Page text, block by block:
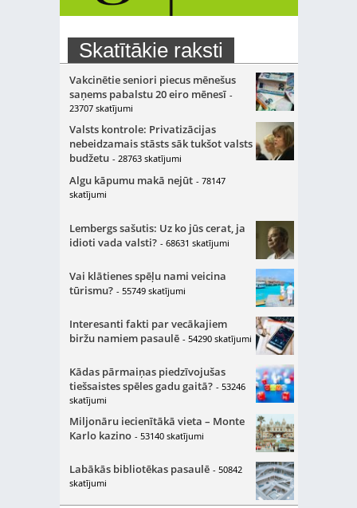
Skatītākie raksti
Vakcinētie seniori piecus mēnešus
saņems pabalstu 20 eiro mēnesī -
23707 skatījumi
Valsts kontrole: Privatizācijas
nebeidzamais stāsts sāk tukšot valsts
budžetu - 28763 skatījumi
Algu kāpumu makā nejūt - 78147
skatījumi
Lembergs sašutis: Uz ko jūs cerat, ja
idioti vada valsti? - 68631 skatījumi
Vai klātienes spēļu nami veicina
tūrismu? - 55749 skatījumi
Interesanti fakti par vecākajiem
biržu namiem pasaulē - 54290 skatījumi
Kādas pārmaiņas piedzīvojušas
tiešsaistes spēles gadu gaitā? - 53246
skatījumi
Miljonāru iecienītākā vieta – Monte
Karlo kazino - 53140 skatījumi
Labākās bibliotēkas pasaulē - 50842
skatījumi